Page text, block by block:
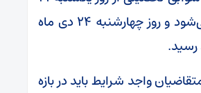
دی‌ ماه آغاز می‌شود و روز چهارشنبه ۲۴ دی‌ ماه
رسید.
واجد شرایط باید در بازه